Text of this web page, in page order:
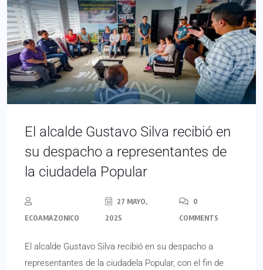
El alcalde Gustavo Silva recibió en
su despacho a representantes de
la ciudadela Popular
ECOAMAZONICO
27 MAYO,
2025
0
COMMENTS
El alcalde Gustavo Silva recibió en su despacho a
representantes de la ciudadela Popular, con el fin de